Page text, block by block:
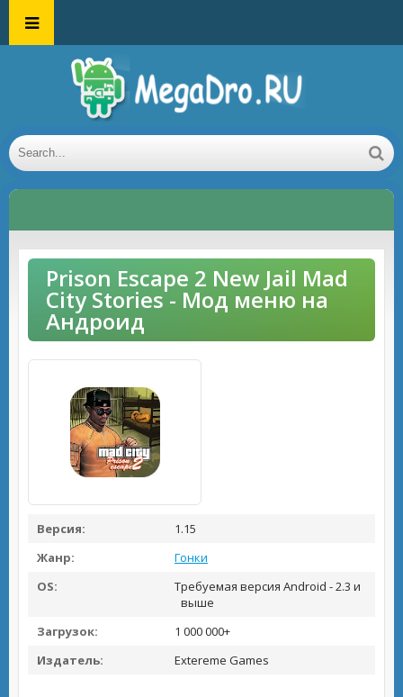
Prison Escape 2 New Jail Mad
City Stories - Мод меню на
Андроид
Версия:
1.15
Жанр:
Гонки
OS:
Требуемая версия Android - 2.3 и
выше
Загрузок:
1 000 000+
Издатель:
Extereme Games